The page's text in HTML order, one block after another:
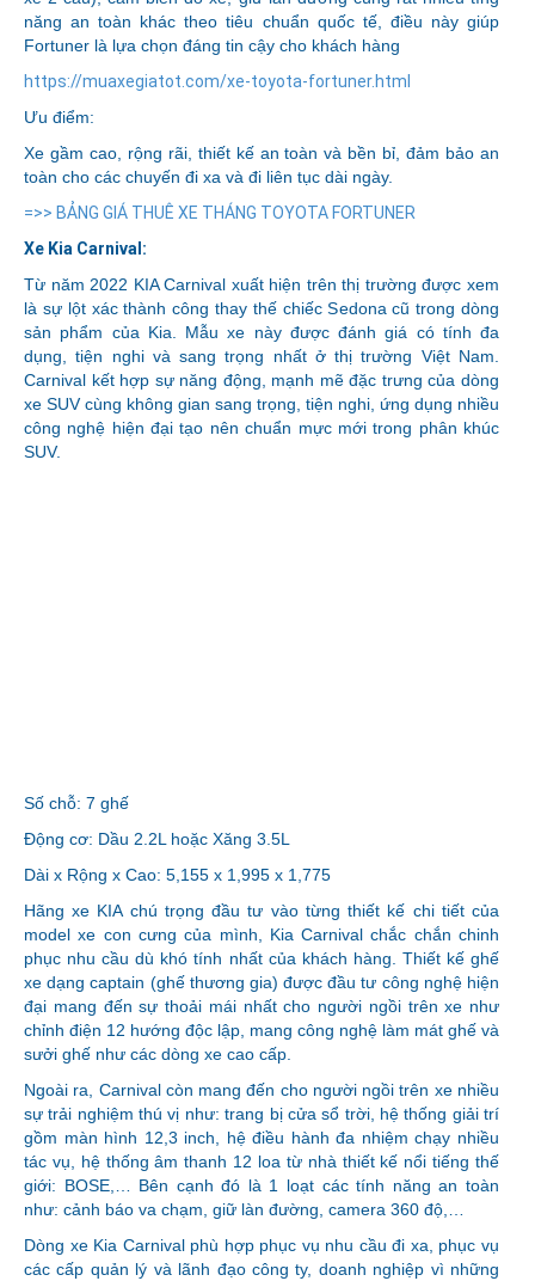
năng an toàn khác theo tiêu chuẩn quốc tế, điều này giúp
Fortuner là lựa chọn đáng tin cậy cho khách hàng
https://muaxegiatot.com/xe-toyota-fortuner.html
Ưu điểm:
Xe gầm cao, rộng rãi, thiết kế an toàn và bền bỉ, đảm bảo an
toàn cho các chuyến đi xa và đi liên tục dài ngày.
=>> BẢNG GIÁ THUÊ XE THÁNG TOYOTA FORTUNER
Xe Kia Carnival:
Từ năm 2022 KIA Carnival xuất hiện trên thị trường được xem
là sự lột xác thành công thay thế chiếc Sedona cũ trong dòng
sản phẩm của Kia. Mẫu xe này được đánh giá có tính đa
dụng, tiện nghi và sang trọng nhất ở thị trường Việt Nam.
Carnival kết hợp sự năng động, mạnh mẽ đặc trưng của dòng
xe SUV cùng không gian sang trọng, tiện nghi, ứng dụng nhiều
công nghệ hiện đại tạo nên chuẩn mực mới trong phân khúc
SUV.
Số chỗ: 7 ghế
Động cơ: Dầu 2.2L hoặc Xăng 3.5L
Dài x Rộng x Cao: 5,155 x 1,995 x 1,775
Hãng xe KIA chú trọng đầu tư vào từng thiết kế chi tiết của
model xe con cưng của mình, Kia Carnival chắc chắn chinh
phục nhu cầu dù khó tính nhất của khách hàng. Thiết kế ghế
xe dạng captain (ghế thương gia) được đầu tư công nghệ hiện
đại mang đến sự thoải mái nhất cho người ngồi trên xe như
chỉnh điện 12 hướng độc lập, mang công nghệ làm mát ghế và
sưởi ghế như các dòng xe cao cấp.
Ngoài ra, Carnival còn mang đến cho người ngồi trên xe nhiều
sự trải nghiệm thú vị như: trang bị cửa sổ trời, hệ thống giải trí
gồm màn hình 12,3 inch, hệ điều hành đa nhiệm chạy nhiều
tác vụ, hệ thống âm thanh 12 loa từ nhà thiết kế nổi tiếng thế
giới: BOSE,… Bên cạnh đó là 1 loạt các tính năng an toàn
như: cảnh báo va chạm, giữ làn đường, camera 360 độ,…
Dòng xe Kia Carnival phù hợp phục vụ nhu cầu đi xa, phục vụ
các cấp quản lý và lãnh đạo công ty, doanh nghiệp vì những